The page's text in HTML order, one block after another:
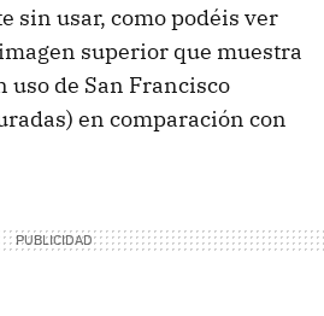
sin usar, como podéis ver
superior que muestra
uso de San Francisco
en comparación con